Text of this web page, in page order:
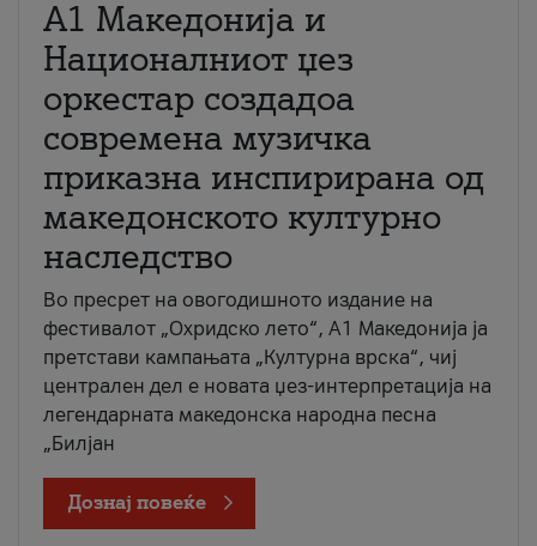
А1 Македонија и
Националниот џез
оркестар создадоа
современа музичка
приказна инспирирана од
македонското културно
наследство
Во пресрет на овогодишното издание на
фестивалот „Охридско лето“, А1 Македонија ја
претстави кампањата „Културна врска“, чиј
централен дел е новата џез-интерпретација на
легендарната македонска народна песна
„Билјан
Дознај повеќе